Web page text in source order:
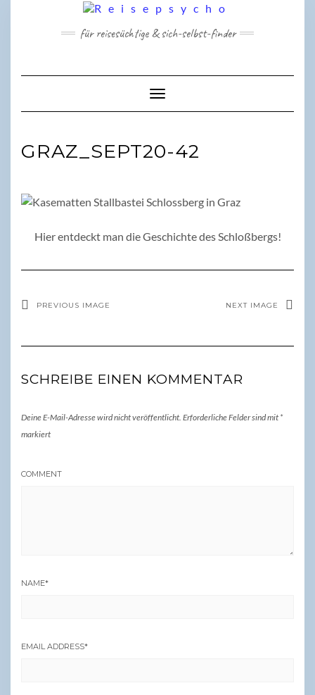
für reisesüchtige & sich-selbst-finder
Toggle Navigation
GRAZ_SEPT20-42
Hier entdeckt man die Geschichte des Schloßbergs!
PREVIOUS IMAGE NEXT IMAGE
SCHREIBE EINEN KOMMENTAR
Deine E-Mail-Adresse wird nicht veröffentlicht. Erforderliche Felder sind mit *
markiert
COMMENT
NAME*
EMAIL ADDRESS*